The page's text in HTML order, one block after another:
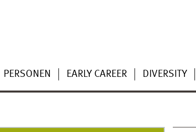
PERSONEN EARLY CAREER DIVERSITY